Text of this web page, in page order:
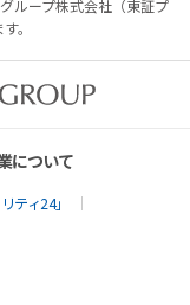
ループ株式会社（東証プ
。
について
ティ24」